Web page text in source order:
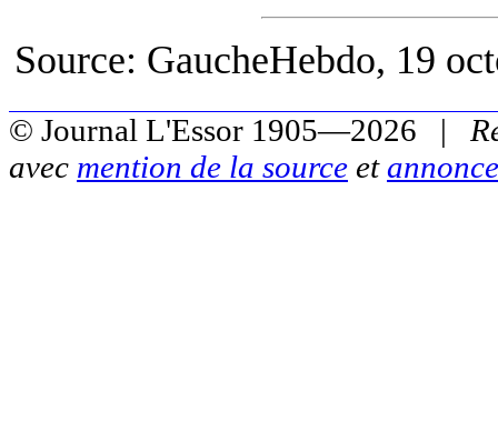
Source: GaucheHebdo, 19
© Journal L'Essor 1905—2026 |
avec mention de la source et